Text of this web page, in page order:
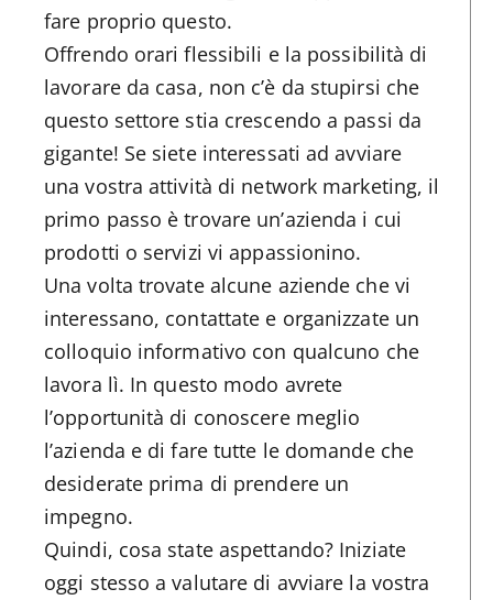
fare proprio questo.
Offrendo orari flessibili e la possibilità di
lavorare da casa, non c’è da stupirsi che
questo settore stia crescendo a passi da
gigante! Se siete interessati ad avviare
una vostra attività di network marketing, il
primo passo è trovare un’azienda i cui
prodotti o servizi vi appassionino.
Una volta trovate alcune aziende che vi
interessano, contattate e organizzate un
colloquio informativo con qualcuno che
lavora lì. In questo modo avrete
l’opportunità di conoscere meglio
l’azienda e di fare tutte le domande che
desiderate prima di prendere un
impegno.
Quindi, cosa state aspettando? Iniziate
oggi stesso a valutare di avviare la vostra